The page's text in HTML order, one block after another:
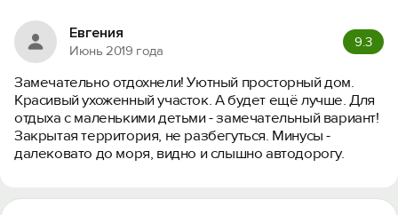
Евгения
Июнь 2019 года
9.3
Замечательно отдохнели! Уютный просторный дом.
Красивый ухоженный участок. А будет ещё лучше. Для
отдыха с маленькими детьми - замечательный вариант!
Закрытая территория, не разбегуться. Минусы -
далековато до моря, видно и слышно автодорогу.